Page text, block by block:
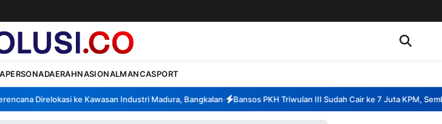
PERSONADAERAHNASIONALMANCASPORT
Direlokasi ke Kawasan Industri Madura, Bangkalan• Bansos PKH Triwulan III Sudah Cair ke 7 Juta KPM,